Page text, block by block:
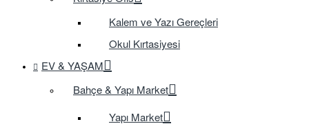
Kalem ve Yazı Gereçleri
Okul Kırtasiyesi
EV & YAŞAM
Bahçe & Yapı Market
Yapı Market